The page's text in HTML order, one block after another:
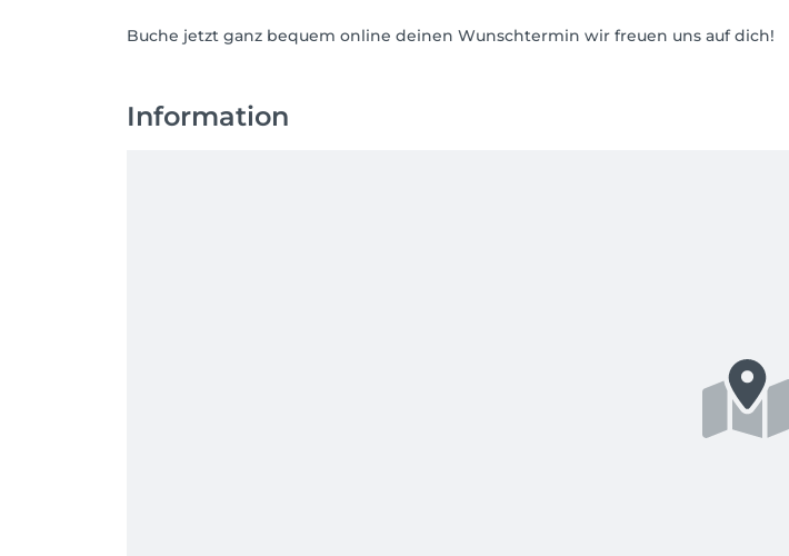
Buche jetzt ganz bequem online deinen Wunschtermin wir freuen uns auf dich!
Information